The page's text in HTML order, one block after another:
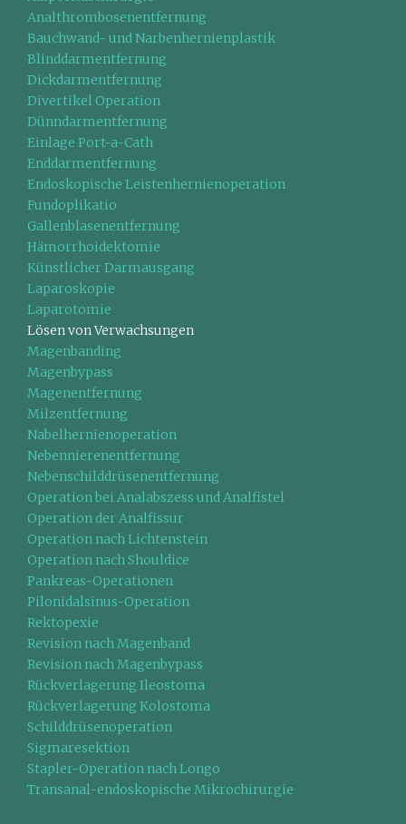
Analthrombosenentfernung
Bauchwand- und Narbenhernienplastik
Blinddarmentfernung
Dickdarmentfernung
Divertikel Operation
Dünndarmentfernung
Einlage Port-a-Cath
Enddarmentfernung
Endoskopische Leistenhernienoperation
Fundoplikatio
Gallenblasenentfernung
Hämorrhoidektomie
Künstlicher Darmausgang
Laparoskopie
Laparotomie
Lösen von Verwachsungen
Magenbanding
Magenbypass
Magenentfernung
Milzentfernung
Nabelhernienoperation
Nebennierenentfernung
Nebenschilddrüsenentfernung
Operation bei Analabszess und Analfistel
Operation der Analfissur
Operation nach Lichtenstein
Operation nach Shouldice
Pankreas-Operationen
Pilonidalsinus-Operation
Rektopexie
Revision nach Magenband
Revision nach Magenbypass
Rückverlagerung Ileostoma
Rückverlagerung Kolostoma
Schilddrüsenoperation
Sigmaresektion
Stapler-Operation nach Longo
Transanal-endoskopische Mikrochirurgie